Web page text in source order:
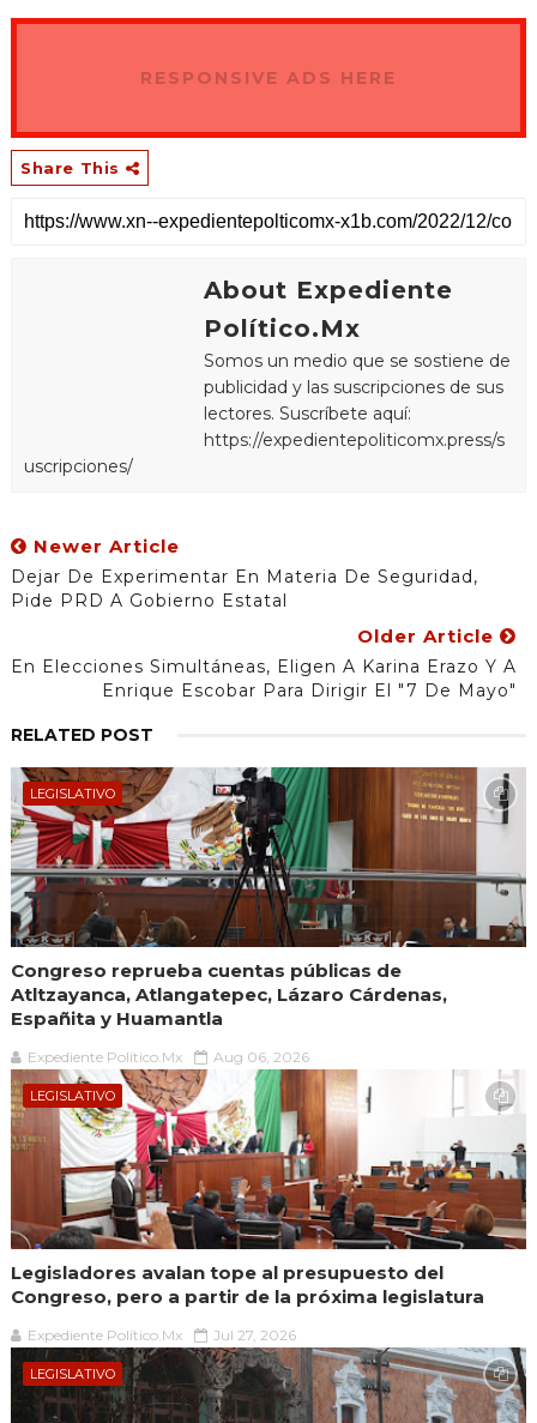
RESPONSIVE ADS HERE
Share This
About Expediente
Político.Mx
Somos un medio que se sostiene de
publicidad y las suscripciones de sus
lectores. Suscríbete aquí:
https://expedientepoliticomx.press/s
uscripciones/
Newer Article
Dejar De Experimentar En Materia De Seguridad,
Pide PRD A Gobierno Estatal
Older Article
En Elecciones Simultáneas, Eligen A Karina Erazo Y A
Enrique Escobar Para Dirigir El "7 De Mayo"
RELATED POST
LEGISLATIVO
Congreso reprueba cuentas públicas de
Atltzayanca, Atlangatepec, Lázaro Cárdenas,
Españita y Huamantla
Expediente Político.Mx Aug 06, 2026
LEGISLATIVO
Legisladores avalan tope al presupuesto del
Congreso, pero a partir de la próxima legislatura
Expediente Político.Mx Jul 27, 2026
LEGISLATIVO